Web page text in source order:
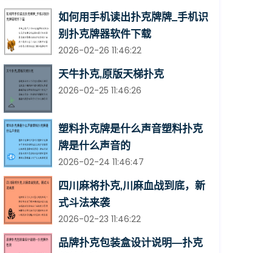
如何用手机读出扑克牌牌_手机识
别扑克牌器软件下载
2026-02-26 11:46:22
天牛扑克,原版天梯扑克
2026-02-25 11:46:26
塑料扑克牌是什么声音塑料扑克
牌是什么声音的
2026-02-24 11:46:47
四川麻将扑克,川麻血战到底，新
式斗法来袭
2026-02-23 11:46:22
品牌扑克包装盒设计说明—扑克